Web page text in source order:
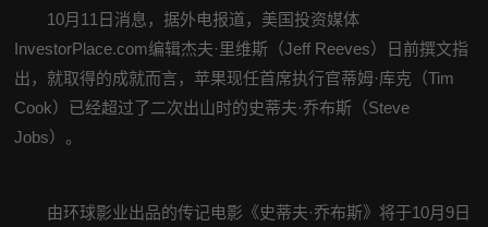
10月11日消息，据外电报道，美国投资媒体
InvestorPlace.com编辑杰夫·里维斯（Jeff Reeves）日前撰文指
出，就取得的成就而言，苹果现任首席执行官蒂姆·库克（Tim
Cook）已经超过了二次出山时的史蒂夫·乔布斯（Steve
Jobs）。
由环球影业出品的传记电影《史蒂夫·乔布斯》将于10月9日